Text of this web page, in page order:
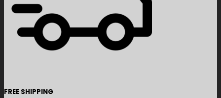
FREE SHIPPING